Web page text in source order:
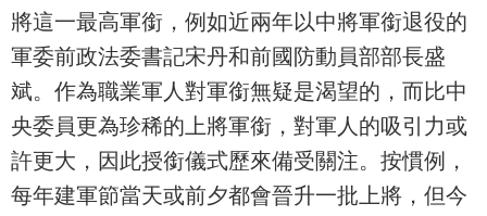
將這一最高軍銜，例如近兩年以中將軍銜退役的
軍委前政法委書記宋丹和前國防動員部部長盛
斌。作為職業軍人對軍銜無疑是渴望的，而比中
央委員更為珍稀的上將軍銜，對軍人的吸引力或
許更大，因此授銜儀式歷來備受關注。按慣例，
每年建軍節當天或前夕都會晉升一批上將，但今